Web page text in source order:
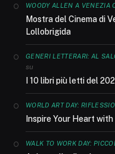
WOODY ALLEN A VENEZIA
Mostra del Cinema di
Lollobrigida
GENERI LETTERARI: AL
su
I 10 libri più letti del
WORLD ART DAY:
Inspire Your Heart
WALK TO WORK DAY: